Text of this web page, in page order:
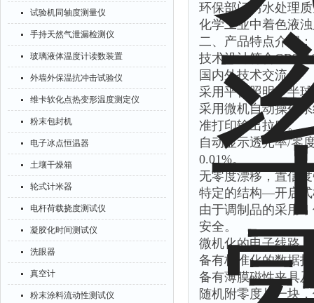
试验机同轴度测量仪
手持天然气泄漏检测仪
玻璃液体温度计读数装置
外墙外保温抗冲击试验仪
维卡软化点热变形温度测定仪
粉末包封机
电子冰点恒温器
土壤干燥箱
轮式计米器
电杆荷载挠度测试仪
凝胶化时间测试仪
洗眼器
真空计
粉末涂料流动性测试仪
环保部门污水处理
化学工业中着色液
二、产品特点介绍：
技术设计符合
国内外技术交流。
采用平行照明，半
采用微机自动操作
准打印输出拉口。
自动显示透光率/零
0.01%。
无零度漂移，置信
特定的结构—开启式
由于调制品的采用
安全。
微机化的电子线路
备有标准化的数据
备有薄膜磁性夹具
随机附零度片一块